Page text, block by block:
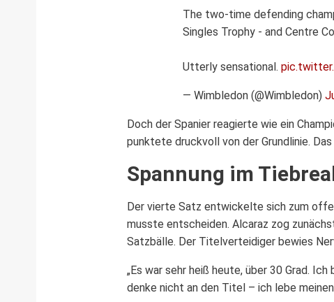
The two-time defending
Singles Trophy - and Centre
Utterly sensational.
— Wimbledon (@Wimbledon)
Doch der Spanier reagierte wie ein
punktete druckvoll von der Grundlinie.
Spannung im
Der vierte Satz entwickelte sich zum
musste entscheiden. Alcaraz zog
Satzbälle. Der Titelverteidiger bewies
„Es war sehr heiß heute, über 30 Grad.
denke nicht an den Titel – ich lebe